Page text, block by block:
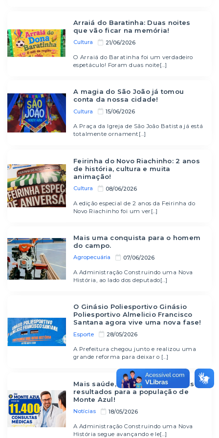
Cultura 21/06/2026
Arraiá do Baratinha: Duas noites
que vão ficar na memória!
O Arraiá do Baratinha foi um verdadeiro
espetáculo! Foram duas noite[...]
Cultura 15/06/2026
A magia do São João já tomou
conta da nossa cidade!
A Praça da Igreja de São João Batista já está
totalmente ornament[...]
Cultura 08/06/2026
Feirinha do Novo Riachinho: 2 anos
de história, cultura e muita
animação!
A edição especial de 2 anos da Feirinha do
Novo Riachinho foi um ver[...]
Agropecuária 07/06/2026
Mais uma conquista para o homem
do campo.
A Administração Construindo uma Nova
História, ao lado dos deputado[...]
Esporte 28/05/2026
O Ginásio Poliesportivo Ginásio
Poliesportivo Almelicio Francisco
Santana agora vive uma nova fase!
A Prefeitura chegou junto e realizou uma
grande reforma para deixar o [...]
Notícias 18/05/2026
Mais saúde, mais cuidado e mais
resultados para a população de
Monte Azul!
A Administração Construindo uma Nova
História segue avançando e le[...]